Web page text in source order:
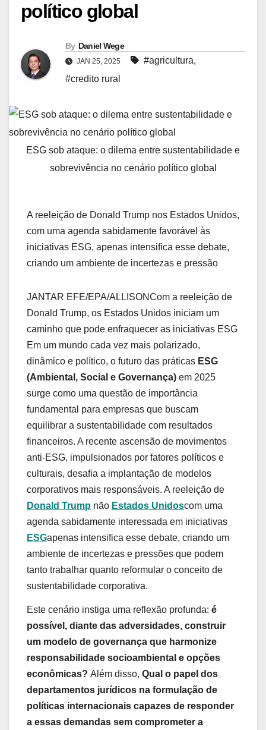
político global
By Daniel Wege
JAN 25, 2025 #agricultura,
#credito rural
ESG sob ataque: o dilema entre sustentabilidade e
sobrevivência no cenário político global
A reeleição de Donald Trump nos Estados Unidos,
com uma agenda sabidamente favorável às
iniciativas ESG, apenas intensifica esse debate,
criando um ambiente de incertezas e pressão
JANTAR EFE/EPA/ALLISONCom a reeleição de
Donald Trump, os Estados Unidos iniciam um
caminho que pode enfraquecer as iniciativas ESG
Em um mundo cada vez mais polarizado,
dinâmico e político, o futuro das práticas ESG
(Ambiental, Social e Governança) em 2025
surge como uma questão de importância
fundamental para empresas que buscam
equilibrar a sustentabilidade com resultados
financeiros. A recente ascensão de movimentos
anti-ESG, impulsionados por fatores políticos e
culturais, desafia a implantação de modelos
corporativos mais responsáveis. A reeleição de
Donald Trump não Estados Unidoscom uma
agenda sabidamente interessada em iniciativas
ESGapenas intensifica esse debate, criando um
ambiente de incertezas e pressões que podem
tanto trabalhar quanto reformular o conceito de
sustentabilidade corporativa.
Este cenário instiga uma reflexão profunda: é
possível, diante das adversidades, construir
um modelo de governança que harmonize
responsabilidade socioambiental e opções
econômicas? Além disso, Qual o papel dos
departamentos jurídicos na formulação de
políticas internacionais capazes de responder
a essas demandas sem comprometer a